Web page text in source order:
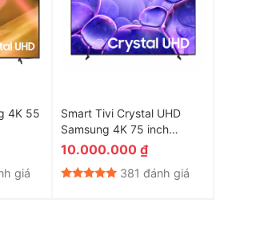
4K 55
giá
Smart Tivi Crystal UHD
Samsung 4K 75 inch
UA75U8500F Model 2025
10.000.000₫
381 đánh giá